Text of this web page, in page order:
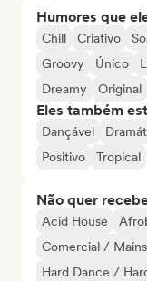
Humores que
Chill Criativo
Groovy
Único
Dreamy
Original
Eles também
Dançável
Positivo
Tropical
Não quer
Acid House
Comercial /
Hard Dance /